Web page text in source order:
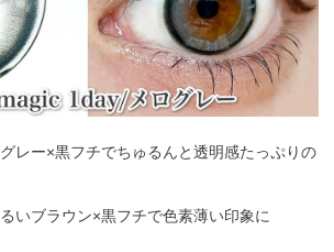
レー×黒フチでちゅるんと透明感たっぷりの
いブラウン×黒フチで色素薄い印象に